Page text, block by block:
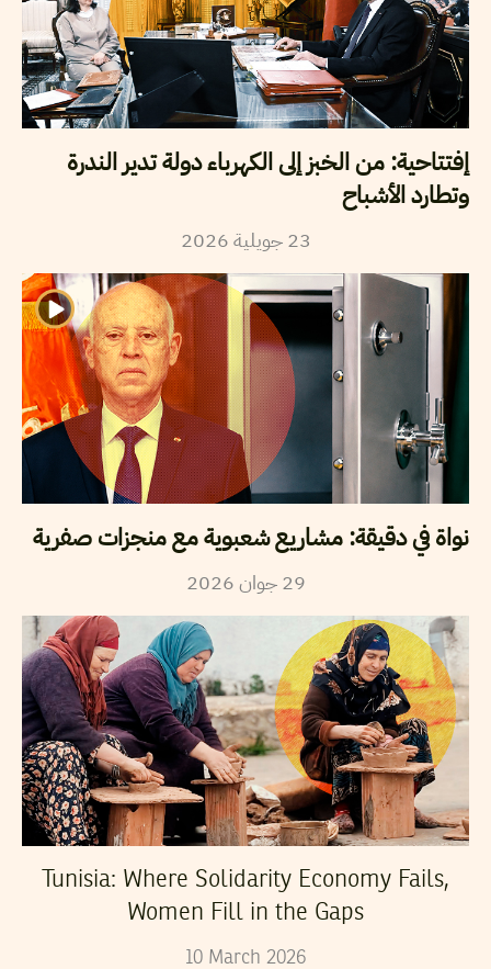
إفتتاحية: من الخبز إلى الكهرباء دولة تدير الندرة
وتطارد الأشباح
23 جويلية2026
نواة في دقيقة: مشاريع شعبوية مع منجزات صفرية
29 جوان2026
Tunisia: Where Solidarity Economy Fails,
Women Fill in the Gaps
10 March 2026